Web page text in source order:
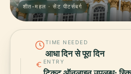
शीत-महल · सेंट पीटर्सबर्ग
TIME NEEDED
आधा दिन से पूरा दिन
ENTRY